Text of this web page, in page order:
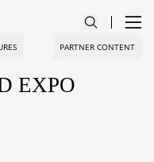
PARTNER CONTENT
EXPO